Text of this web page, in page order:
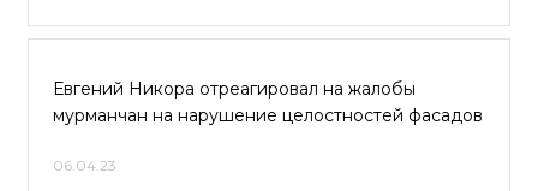
Евгений Никора отреагировал на жалобы
мурманчан на нарушение целостностей фасадов
06.04.23